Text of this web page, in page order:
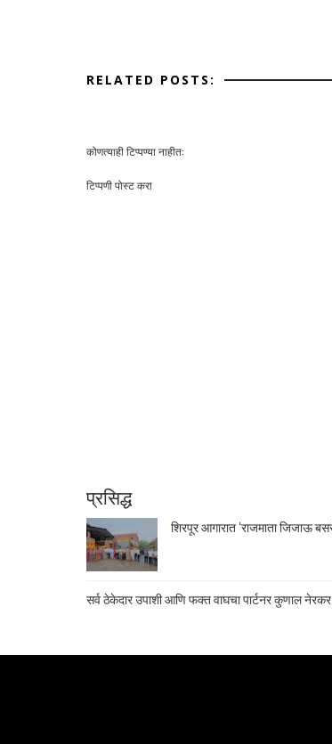
RELATED POSTS:
कोणत्याही टिप्पण्‍या नाहीत:
टिप्पणी पोस्ट करा
प्रसिद्ध
शिरपूर आगारात ‘राजमाता जिजाऊ
सर्व ठेकेदार उपाशी आणि फक्त वाघचा पार्टनर कुणाल नेरकर